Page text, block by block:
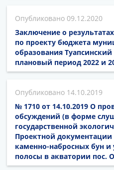
09.12.2020
Заключение о
по проекту бюджета
образования
плановый период 2022 и
14.10.2019
№ 1710 от 14.10.2019 О
обсуждений (в форме
государственной
Проектной документации
каменно-набросных бун и
полосы в акватории пос.